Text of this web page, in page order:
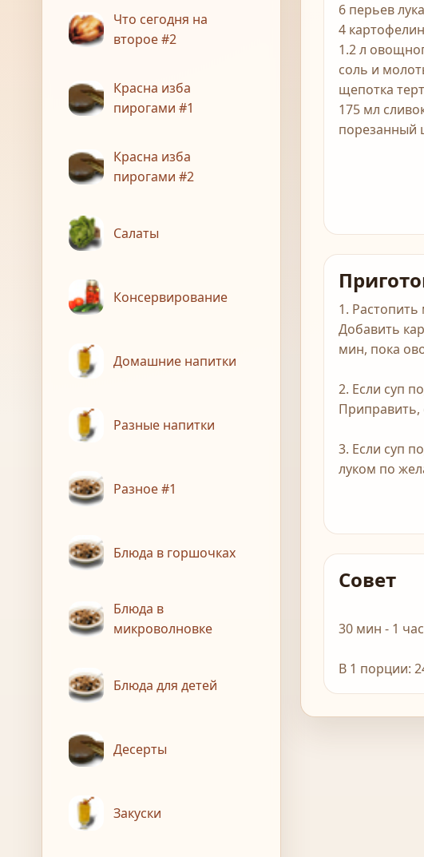
Что сегодня на
второе #2
Красна изба
пирогами #1
Красна изба
пирогами #2
Салаты
Консервирование
Домашние напитки
Разные напитки
Разное #1
Блюда в горшочках
Блюда в
микроволновке
Блюда для детей
Десерты
Закуски
6 перьев
4
1.2 л
соль и
щепотка
175 мл
порезанный
1.
Добавить
мин, пока
2. Если суп
Приправить,
3. Если суп
луком по
Совет
30 мин - 1 час
В 1 порции: